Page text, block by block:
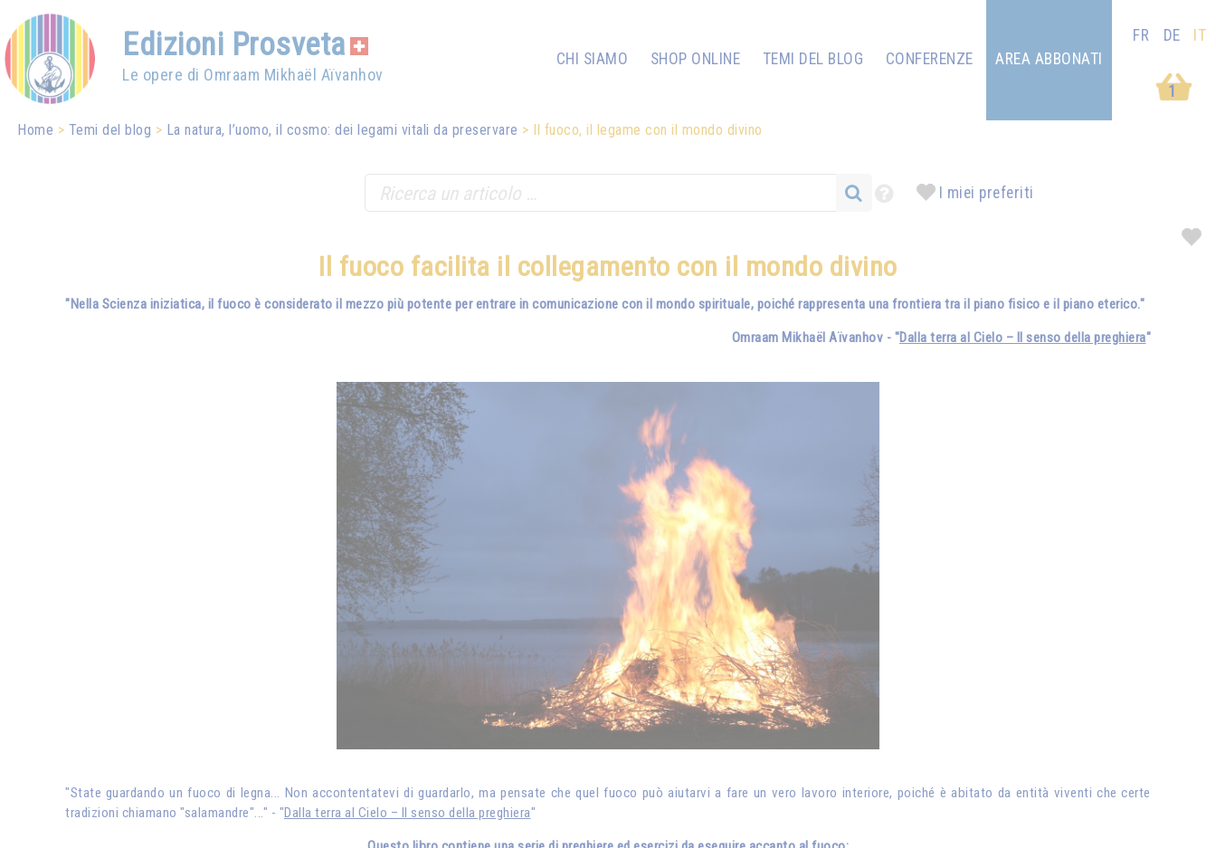
Edizioni Prosveta
Le opere di Omraam Mikhaël Aïvanhov
CHI SIAMO SHOP ONLINE TEMI DEL BLOG
CONFERENZE
1
AREA ABBONATI
FR DE IT
Home Temi del blog La natura, l’uomo, il cosmo: dei legami vitali da preservare Il fuoco, il legame con il mondo divino
I miei preferiti
Il fuoco facilita il collegamento con il mondo divino
"Nella Scienza iniziatica, il fuoco è considerato il mezzo più potente per entrare in comunicazione con il mondo spirituale, poiché rappresenta una frontiera tra il piano fisico e il piano eterico."
Omraam Mikhaël Aïvanhov - "Dalla terra al Cielo – Il senso della preghiera"
"State guardando un fuoco di legna... Non accontentatevi di guardarlo, ma pensate che quel fuoco può aiutarvi a fare un vero lavoro interiore, poiché è abitato da entità viventi che certe
tradizioni chiamano "salamandre"..." - "Dalla terra al Cielo – Il senso della preghiera"